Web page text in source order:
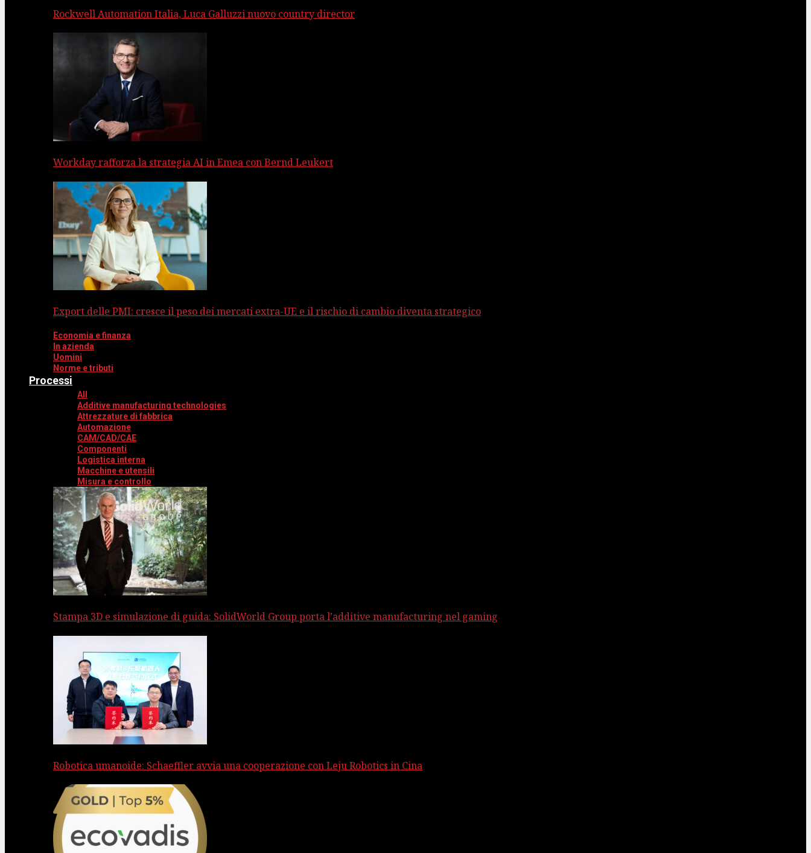
Rockwell Automation Italia, Luca Galluzzi nuovo country director
Workday rafforza la strategia AI in Emea con Bernd Leukert
Export delle PMI: cresce il peso dei mercati extra-UE e il rischio di cambio diventa strategico
Economia e finanza
In azienda
Uomini
Norme e tributi
Processi
All
Additive manufacturing technologies
Attrezzature di fabbrica
Automazione
CAM/CAD/CAE
Componenti
Logistica interna
Macchine e utensili
Misura e controllo
Stampa 3D e simulazione di guida: SolidWorld Group porta l’additive manufacturing nel gaming
Robotica umanoide: Schaeffler avvia una cooperazione con Leju Robotics in Cina